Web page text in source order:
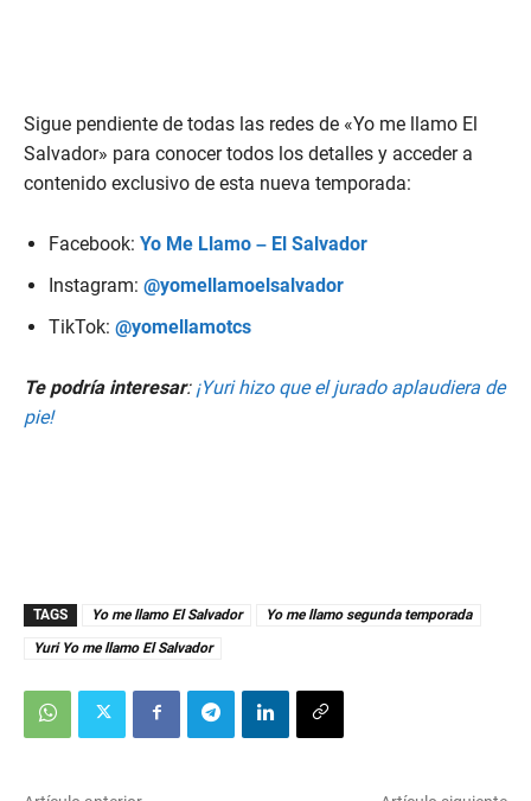
Sigue pendiente de todas las redes de «Yo me llamo El
Salvador» para conocer todos los detalles y acceder a
contenido exclusivo de esta nueva temporada:
Facebook: Yo Me Llamo – El Salvador
Instagram: @yomellamoelsalvador
TikTok: @yomellamotcs
Te podría interesar: ¡Yuri hizo que el jurado aplaudiera de
pie!
TAGS Yo me llamo El Salvador
Yo me llamo segunda temporada
Yuri Yo me llamo El Salvador